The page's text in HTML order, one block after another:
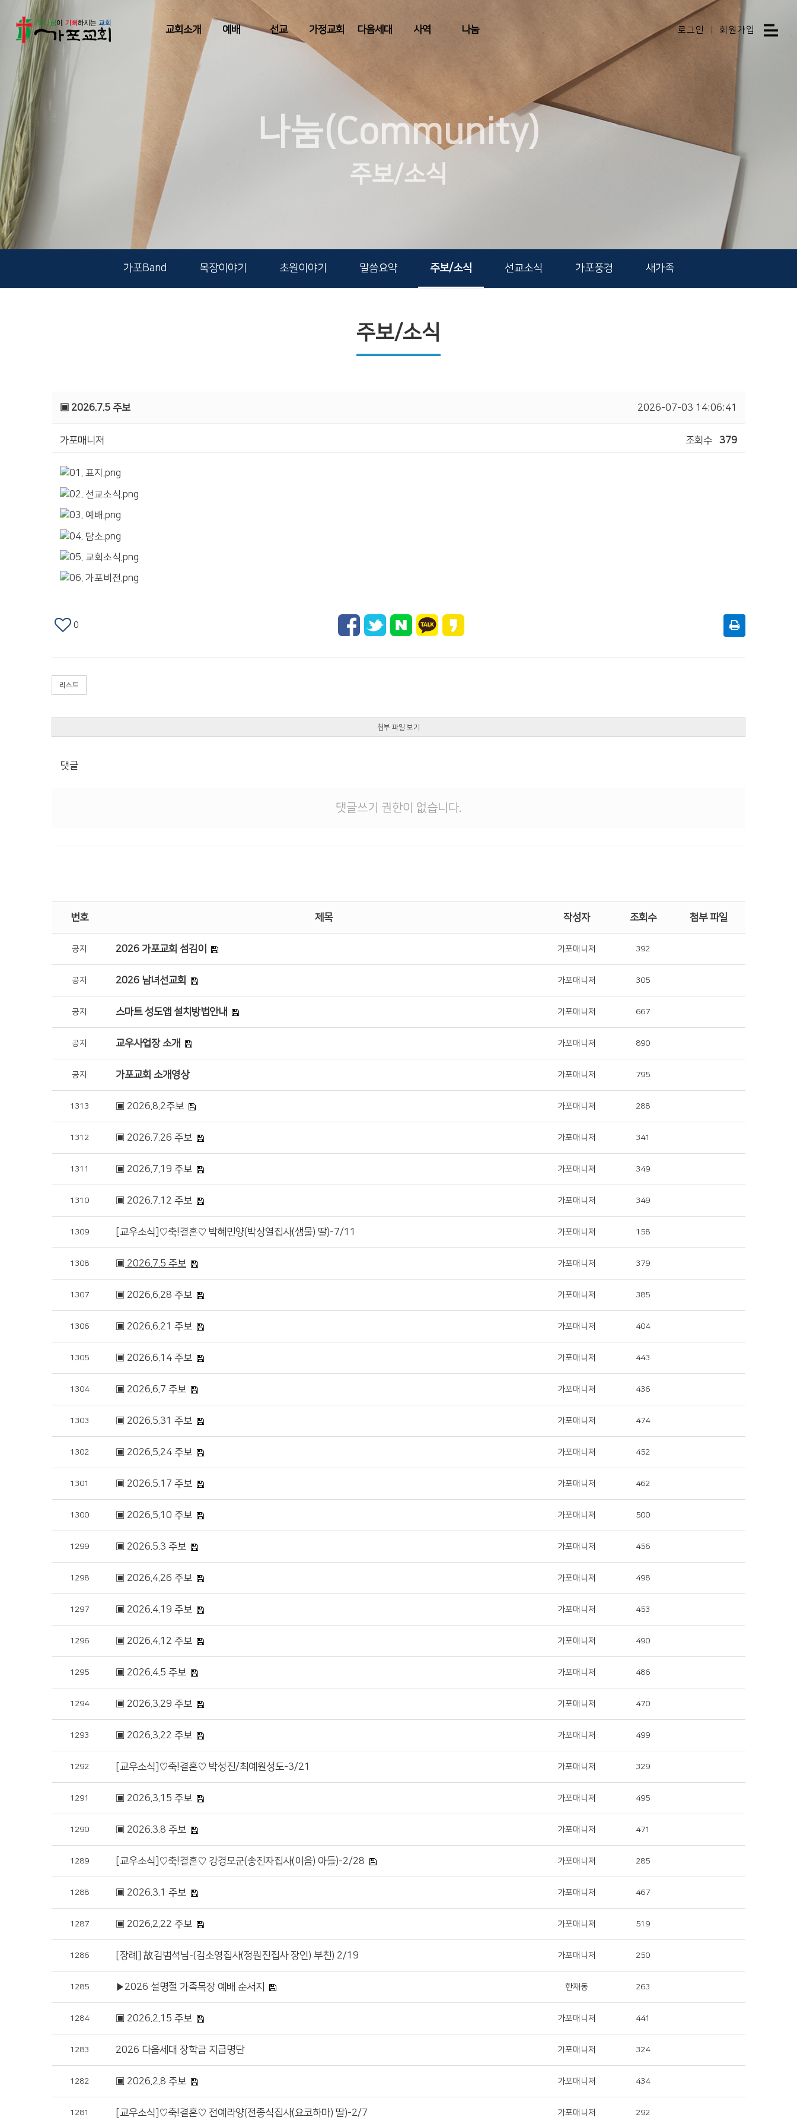
교회소개 예배 선교 가정교회 다음세대 사역 나눔 로그인 회원가입
나눔(Community)
주보/소식
가포Band 목장이야기 초원이야기 말씀요약 주보/소식 선교소식 가포풍경 새가족
주보/소식
▣ 2026.7.5 주보 2026-07-03 14:06:41
가포매니저 조회수 379
0
리스트
첨부 파일 보기
댓글
댓글쓰기 권한이 없습니다.
번호 제목 작성자 조회수 첨부 파일
공지 2026 가포교회 섬김이 가포매니저 392
공지 2026 남녀선교회 가포매니저 305
공지 스마트 성도앱 설치방법안내 가포매니저 667
공지 교우사업장 소개 가포매니저 890
공지 가포교회 소개영상 가포매니저 795
1313 ▣ 2026.8.2주보 가포매니저 288
1312 ▣ 2026.7.26 주보 가포매니저 341
1311 ▣ 2026.7.19 주보 가포매니저 349
1310 ▣ 2026.7.12 주보 가포매니저 349
1309 [교우소식]♡축!결혼♡ 박혜민양(박상열집사(샘물) 딸)-7/11 가포매니저 158
1308 ▣ 2026.7.5 주보 가포매니저 379
1307 ▣ 2026.6.28 주보 가포매니저 385
1306 ▣ 2026.6.21 주보 가포매니저 404
1305 ▣ 2026.6.14 주보 가포매니저 443
1304 ▣ 2026.6.7 주보 가포매니저 436
1303 ▣ 2026.5.31 주보 가포매니저 474
1302 ▣ 2026.5.24 주보 가포매니저 452
1301 ▣ 2026.5.17 주보 가포매니저 462
1300 ▣ 2026.5.10 주보 가포매니저 500
1299 ▣ 2026.5.3 주보 가포매니저 456
1298 ▣ 2026.4.26 주보 가포매니저 498
1297 ▣ 2026.4.19 주보 가포매니저 453
1296 ▣ 2026.4.12 주보 가포매니저 490
1295 ▣ 2026.4.5 주보 가포매니저 486
1294 ▣ 2026.3.29 주보 가포매니저 470
1293 ▣ 2026.3.22 주보 가포매니저 499
1292 [교우소식]♡축!결혼♡ 박성진/최예원성도-3/21 가포매니저 329
1291 ▣ 2026.3.15 주보 가포매니저 495
1290 ▣ 2026.3.8 주보 가포매니저 471
1289 [교우소식]♡축!결혼♡ 강경모군(송진자집사(이음) 아들)-2/28 가포매니저 285
1288 ▣ 2026.3.1 주보 가포매니저 467
1287 ▣ 2026.2.22 주보 가포매니저 519
1286 [장례] 故김범석님-(김소영집사(정원진집사 장인) 부친) 2/19 가포매니저 250
1285 ▶2026 설명절 가족목장 예배 순서지 한재동 263
1284 ▣ 2026.2.15 주보 가포매니저 441
1283 2026 다음세대 장학금 지급명단 가포매니저 324
1282 ▣ 2026.2.8 주보 가포매니저 434
1281 [교우소식]♡축!결혼♡ 전예라양(전종식집사(요코하마) 딸)-2/7 가포매니저 292